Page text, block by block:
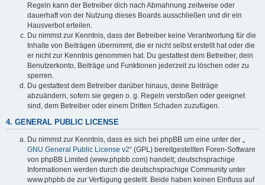
Regeln kann der Betreiber dich nach Abmahnung zeitweise oder
dauerhaft von der Nutzung dieses Boards ausschließen und dir ein
Hausverbot erteilen.
Du nimmst zur Kenntnis, dass der Betreiber keine Verantwortung für die
Inhalte von Beiträgen übernimmt, die er nicht selbst erstellt hat oder die
er nicht zur Kenntnis genommen hat. Du gestattest dem Betreiber, dein
Benutzerkonto, Beiträge und Funktionen jederzeit zu löschen oder zu
sperren.
Du gestattest dem Betreiber darüber hinaus, deine Beiträge
abzuändern, sofern sie gegen o. g. Regeln verstoßen oder geeignet
sind, dem Betreiber oder einem Dritten Schaden zuzufügen.
4. GENERAL PUBLIC LICENSE
Du nimmst zur Kenntnis, dass es sich bei phpBB um eine unter der „
GNU General Public License v2“ (GPL) bereitgestellten Foren-Software
von phpBB Limited (www.phpbb.com) handelt; deutschsprachige
Informationen werden durch die deutschsprachige Community unter
www.phpbb.de zur Verfügung gestellt. Beide haben keinen Einfluss auf